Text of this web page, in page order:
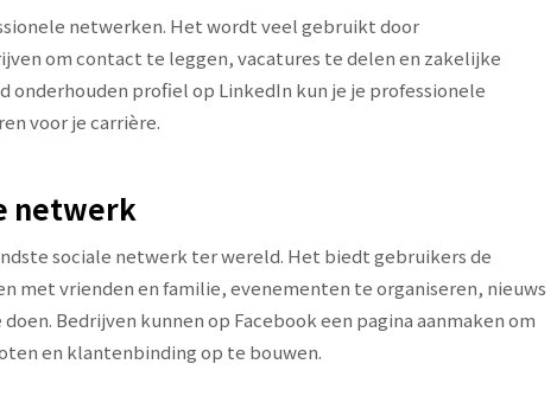
netwerken. Het wordt veel gebruikt door
om contact te leggen, vacatures te delen en zakelijke
onderhouden profiel op LinkedIn kun je je professionele
voor je carrière.
netwerk
sociale netwerk ter wereld. Het biedt gebruikers de
met vrienden en familie, evenementen te organiseren, nieuws
Bedrijven kunnen op Facebook een pagina aanmaken om
en klantenbinding op te bouwen.